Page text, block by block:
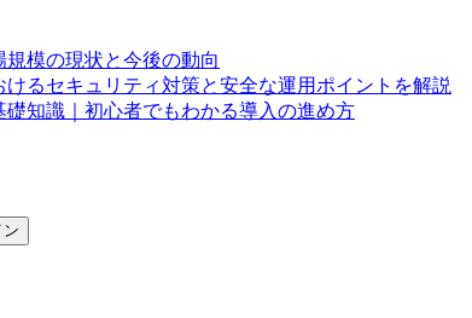
模の現状と今後の動向
るセキュリティ対策と安全な運用ポイントを解説
知識｜初心者でもわかる導入の進め方
ン